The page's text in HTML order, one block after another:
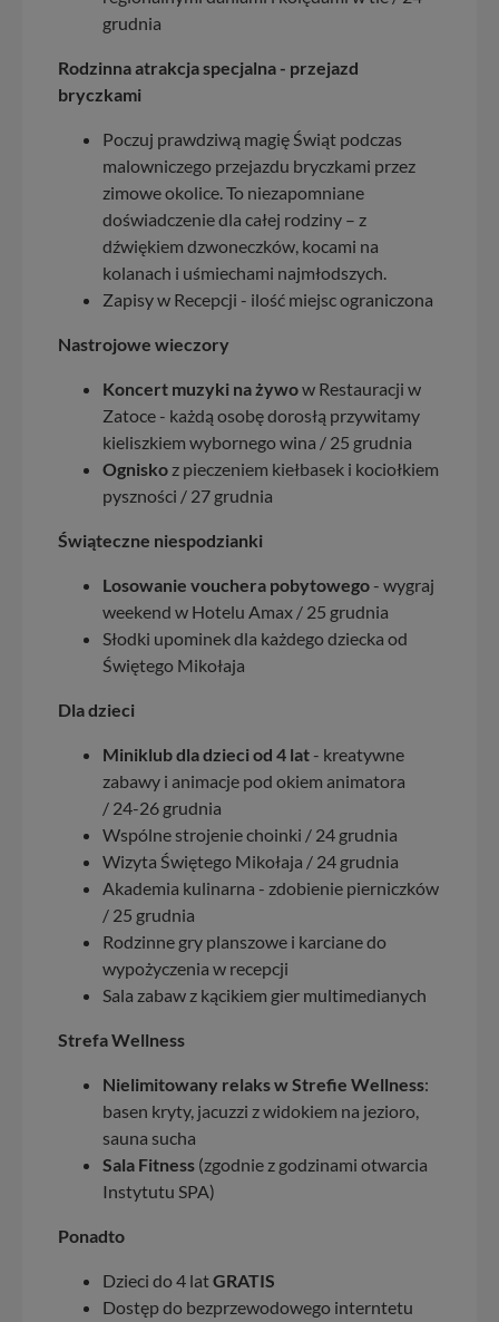
grudnia
Rodzinna atrakcja specjalna - przejazd
bryczkami
Poczuj prawdziwą magię Świąt podczas
malowniczego przejazdu bryczkami przez
zimowe okolice. To niezapomniane
doświadczenie dla całej rodziny – z
dźwiękiem dzwoneczków, kocami na
kolanach i uśmiechami najmłodszych.
Zapisy w Recepcji - ilość miejsc ograniczona
Nastrojowe wieczory
Koncert muzyki na żywow Restauracji w
Zatoce - każdą osobę dorosłą przywitamy
kieliszkiem wybornego wina / 25 grudnia
Ognisko z pieczeniem kiełbasek i kociołkiem
pyszności / 27 grudnia
Świąteczne niespodzianki
Losowanie vouchera pobytowego - wygraj
weekend w Hotelu Amax / 25 grudnia
Słodki upominek dla każdego dziecka od
Świętego Mikołaja
Dla dzieci
Miniklub dla dzieci od 4 lat - kreatywne
zabawy i animacje pod okiem animatora
/ 24-26 grudnia
Wspólne strojenie choinki / 24 grudnia
Wizyta Świętego Mikołaja / 24 grudnia
Akademia kulinarna - zdobienie pierniczków
/ 25 grudnia
Rodzinne gry planszowe i karciane do
wypożyczenia w recepcji
Sala zabaw z kącikiem gier multimedianych
Strefa Wellness
Nielimitowany relaks w Strefie Wellness:
basen kryty, jacuzzi z widokiem na jezioro,
sauna sucha
Sala Fitness (zgodnie z godzinami otwarcia
Instytutu SPA)
Ponadto
Dzieci do 4 latGRATIS
Dostęp do bezprzewodowego interntetu
serwisu wRegulaminie Serwisu
Administratorem Twoich danych jest: Agencja
Reklamowa Kreacja Monika Borkowska, z siedzibą ul.
Wiejska 17, 11-500 Giżycko. Możesz z nami
skontaktować się za pośrednictwem tej
W każdej chwili możesz: zażądać dostępu do swoich
danych, zażądać ich poprawienia lub usunięcia,
zabronić ich przetwarzania. Pamiętaj jednak, że nie
zawsze jest możliwe techniczne zrealizowanie Twoich
praw w odniesieniu do informacji zawartych w plikach
cookies. Twoja przeglądarka umożliwia Ci skasowanie
tych plików - w pewnych przypadkach nie możemy tego
nowo...